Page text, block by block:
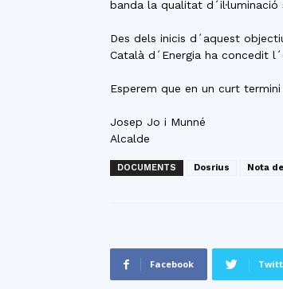
banda la qualitat d´il·luminació
Des dels inicis d´aquest
Català d´Energia ha concedit
Esperem que en un curt
Josep Jo i Munné
Alcalde
DOCUMENTS Dosrius Nota
Facebook